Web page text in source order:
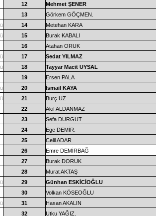
12
Mehmet ŞENER
13
Görkem GÖÇMEN.
ü 14
Metehan KARA
ü 15
Burak KABALI
16
Atahan ORUK
ü 17
Sedat YILMAZ
ü 18
Tayyar Macit UYSAL
19
Ersen PALA
ü 20
İsmail KAYA
ü 21
Burç UZ
22
Akif ALDANMAZ
23
Sefa DURGUT
24
Ege DEMİR.
25
Celil ADAR
26
Emre DEMİRBAĞ
27
Burak DORUK
28
Murat AKTAŞ
ü 29
Günhan ESKİCİOĞLU
30
Volkan KÖSEOĞLU
ü 31
Hasan AKALIN
32
Utku YAĞIZ.